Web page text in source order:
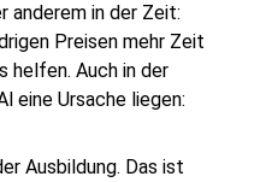
anderem in der Zeit:
Preisen mehr Zeit
helfen. Auch in der
eine Ursache liegen:
Ausbildung. Das ist